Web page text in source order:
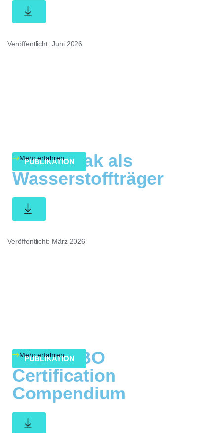
Veröffentlicht: Juni 2026
PUBLIKATION
Ammoniak als
Wasserstoffträger
Mehr erfahren
Veröffentlicht: März 2026
PUBLIKATION
EU RFNBO
Certification
Compendium
Mehr erfahren